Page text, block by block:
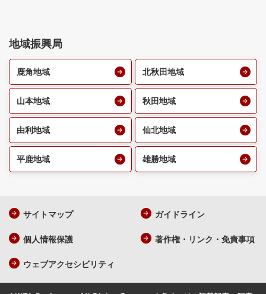
地域振興局
鹿角地域 北秋田地域
山本地域 秋田地域
由利地域 仙北地域
平鹿地域 雄勝地域
サイトマップ ガイドライン
個人情報保護 著作権・リンク・免責事項
ウェブアクセシビリティ